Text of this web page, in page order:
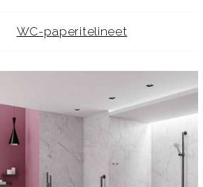
WC-paperitelineet